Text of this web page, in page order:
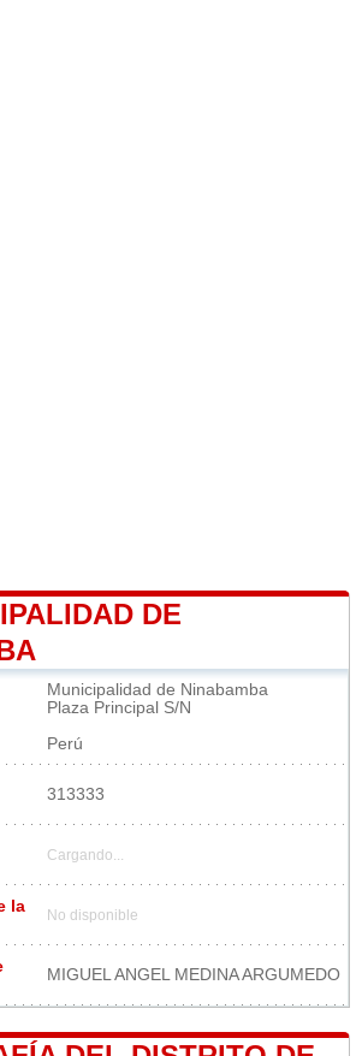
DE
Municipalidad de Ninabamba
Plaza Principal S/N
Perú
313333
Cargando...
la
No disponible
MIGUEL ANGEL MEDINA ARGUMEDO